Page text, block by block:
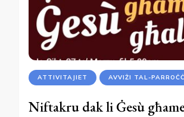
ATTIVITAJIET AVVIŻI TAL-
Niftakru dak li Ġesù